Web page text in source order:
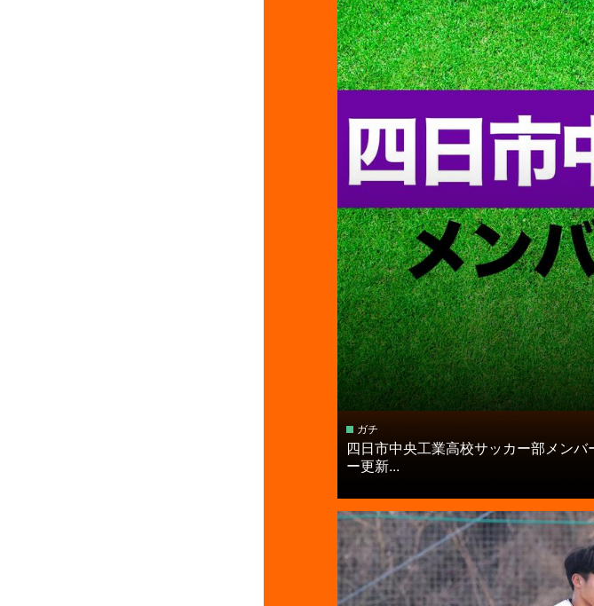
ガチ
四日市中央工業高校サッカー部メン
ー更新...